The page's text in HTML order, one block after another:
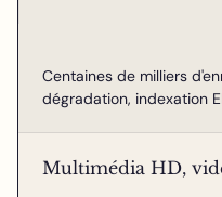
Centaines de milliers
dégradation, indexation
Multimédia HD,